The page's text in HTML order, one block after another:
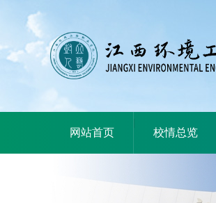
网站首页 校情总览